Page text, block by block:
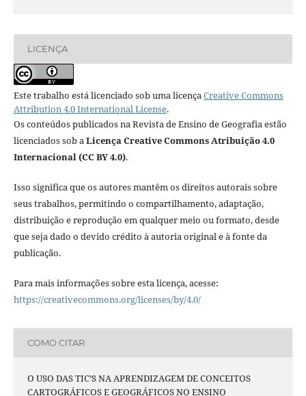
LICENÇA
Este trabalho está licenciado sob uma licença Creative Commons
Attribution 4.0 International License.
Os conteúdos publicados na Revista de Ensino de Geografia estão
licenciados sob a Licença Creative Commons Atribuição 4.0
Internacional (CC BY 4.0).
Isso significa que os autores mantêm os direitos autorais sobre
seus trabalhos, permitindo o compartilhamento, adaptação,
distribuição e reprodução em qualquer meio ou formato, desde
que seja dado o devido crédito à autoria original e à fonte da
publicação.
Para mais informações sobre esta licença, acesse:
https://creativecommons.org/licenses/by/4.0/
COMO CITAR
O USO DAS TIC’S NA APRENDIZAGEM DE CONCEITOS
CARTOGRÁFICOS E GEOGRÁFICOS NO ENSINO